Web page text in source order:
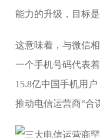
能力的升级，目标是
这意味着，与微信
一个手机号码代表
15.8亿中国手机用
推动电信运营商“合